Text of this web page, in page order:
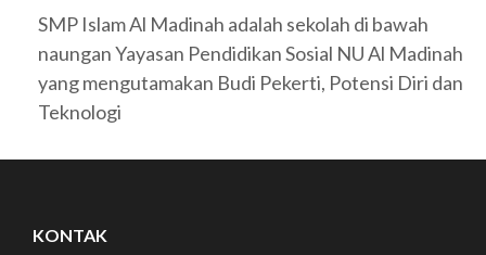
SMP Islam Al Madinah adalah sekolah di bawah
naungan Yayasan Pendidikan Sosial NU Al Madinah
yang mengutamakan Budi Pekerti, Potensi Diri dan
Teknologi
KONTAK